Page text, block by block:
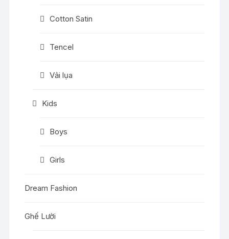
Cotton Satin
Tencel
Vải lụa
Kids
Boys
Girls
Dream Fashion
Ghế Lười